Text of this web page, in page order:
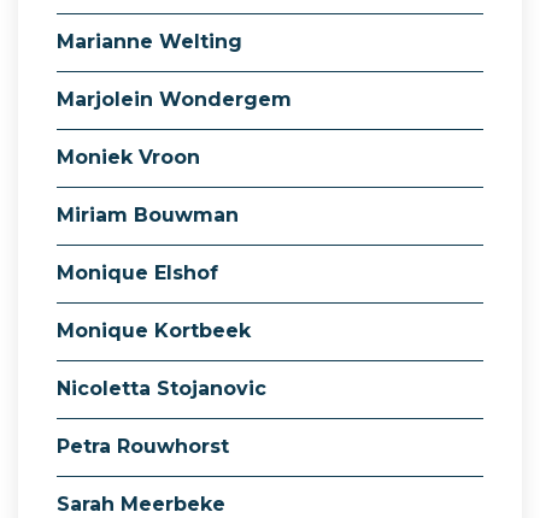
Marianne Welting
Marjolein Wondergem
Moniek Vroon
Miriam Bouwman
Monique Elshof
Monique Kortbeek
Nicoletta Stojanovic
Petra Rouwhorst
Sarah Meerbeke